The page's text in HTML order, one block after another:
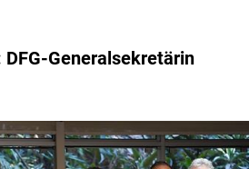
Generalsekretärin